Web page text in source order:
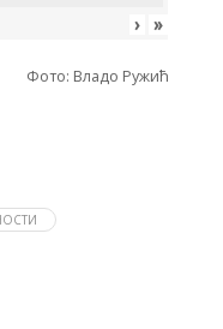
› »
Фото: Владо Ружић